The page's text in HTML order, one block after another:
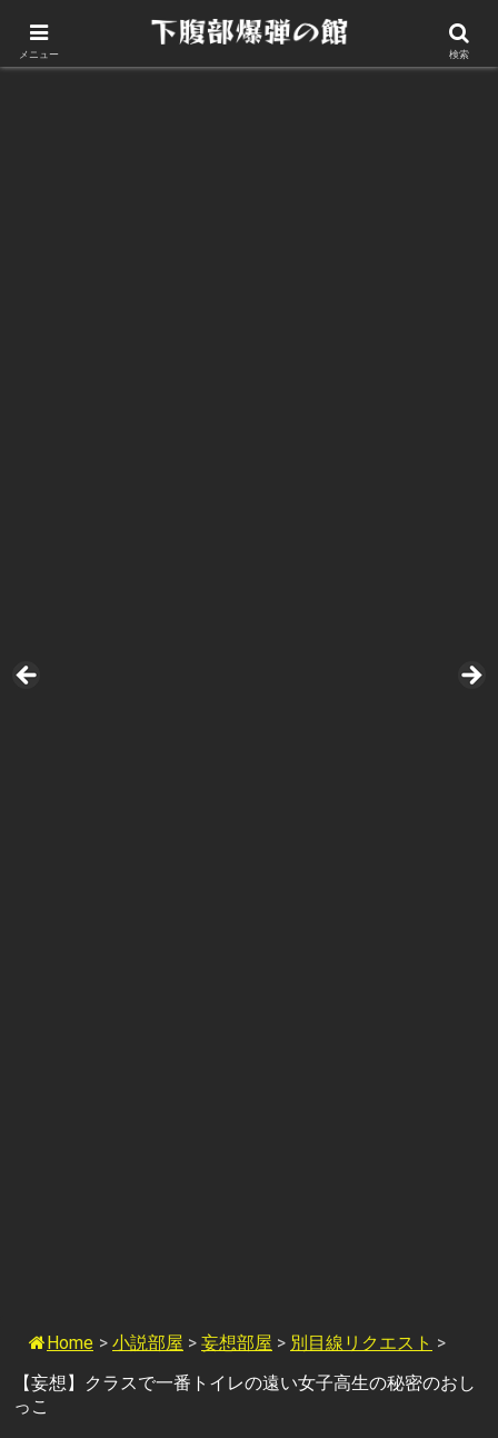
このサイトについて
Home > 小説部屋 > 妄想部屋 > 別目線リクエスト >
【妄想】クラスで一番トイレの遠い女子高生の秘密のおし
っこ
メニュー 検索